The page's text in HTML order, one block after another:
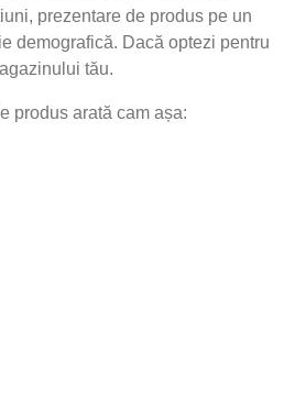
prezentare de produs pe un
demografică. Dacă optezi pentru
tău.
produs arată cam așa: